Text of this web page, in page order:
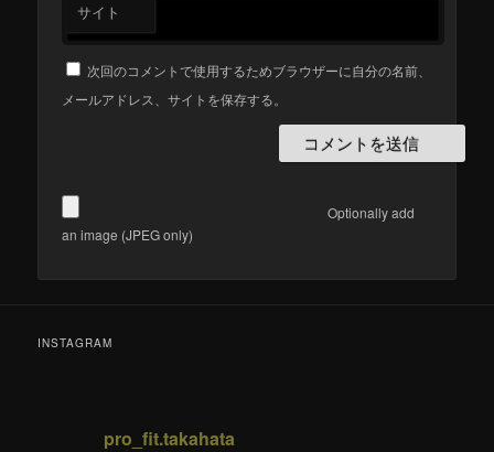
サイト
次回のコメントで使用するためブラウザーに自分の名前、
メールアドレス、サイトを保存する。
Optionally add
an image (JPEG only)
INSTAGRAM
pro_fit.takahata